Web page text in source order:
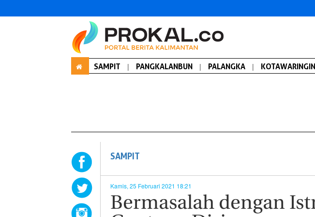
SAMPIT | PANGKALANBUN | PALANGKA | KOTAWARINGIN
SAMPIT
Kamis, 25 Februari 2021 18:21
Bermasalah dengan